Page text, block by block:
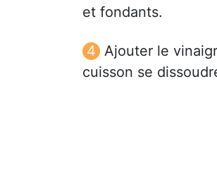
et fondants.
Ajouter le
cuisson se